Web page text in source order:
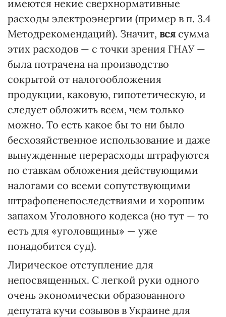
имеются некие сверхнормативные
расходы электроэнергии (пример в п. 3.4
Методрекомендаций). Значит, вся сумма
этих расходов — с точки зрения ГНАУ —
была потрачена на производство
сокрытой от налогообложения
продукции, каковую, гипотетическую, и
следует обложить всем, чем только
можно. То есть какое бы то ни было
бесхозяйственное использование и даже
вынужденные перерасходы штрафуются
по ставкам обложения действующими
налогами со всеми сопутствующими
штрафопенепоследствиями и хорошим
запахом Уголовного кодекса (но тут — то
есть для «уголовщины» — уже
понадобится суд).
Лирическое отступление для
непосвященных. С легкой руки одного
очень экономически образованного
депутата кучи созывов в Украине для